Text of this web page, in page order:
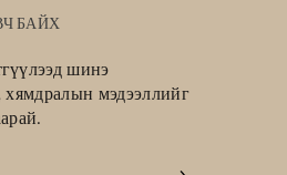
БАЙХ
шинэ
хямдралын мэдээллийг